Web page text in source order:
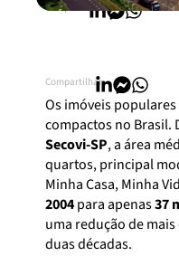
Compartilhar:
Os imóveis
compactos no Brasil.
Secovi-SP, a área
quartos, principal
Minha Casa, Minha
2004para apenas37
uma redução de
duas décadas.
Compartilhar: